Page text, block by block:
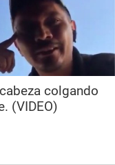
colgando
(VIDEO)